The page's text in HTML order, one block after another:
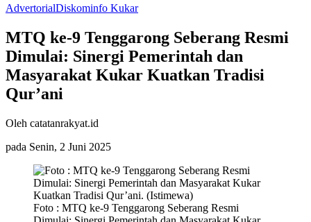
AdvertorialDiskominfo Kukar
MTQ ke‑9 Tenggarong Seberang Resmi
Dimulai: Sinergi Pemerintah dan
Masyarakat Kukar Kuatkan Tradisi
Qur’ani
Oleh catatanrakyat.id
pada Senin, 2 Juni 2025
Foto : MTQ ke‑9 Tenggarong Seberang Resmi